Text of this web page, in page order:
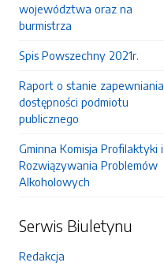
województwa oraz na
burmistrza
Spis Powszechny 2021r.
Raport o stanie zapewniania
dostępności podmiotu
publicznego
Gminna Komisja Profilaktyki i
Rozwiązywania Problemów
Alkoholowych
Serwis Biuletynu
Redakcja